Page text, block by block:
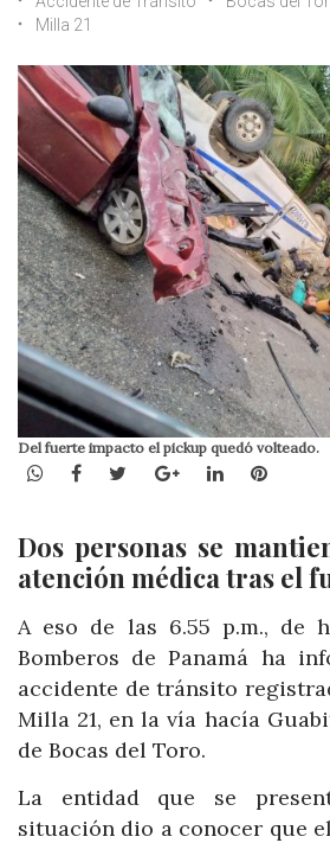
Milla 21
Del fuerte impacto el pickup quedó volteado.
WhatsApp
Facebook
TwitterGoogle+LinkedIn
Dos personas se
atención médica tras el
A eso de las 6.55 p.m., de
Bomberos de Panamá ha
accidente de tránsito
Milla 21, en la vía hacía
de Bocas del Toro.
La entidad que se
situación dio a conocer que